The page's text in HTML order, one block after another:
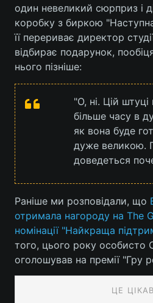
один невеликий сюрприз і
коробку з биркою
її перериває директор
відбирає подарунок,
нього пізніше:
"О, ні. Цій штуці
більше часу в
як вона буде
дуже великою.
доведеться
Раніше ми розповідали, що
отримала нагороду на The
номінації "Найкраща
того, цього року особисто
оголошував на премії "Гру